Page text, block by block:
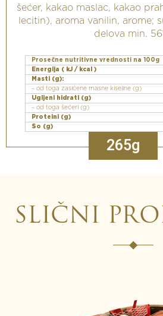
šećer, kakao maslac, kakao
lecitin), aroma vanilin, arome;
delova min.
Prosečne nutritivne vrednosti na 100g
Energija ( kJ / kcal )
Masti (g):
– od toga zasićene masne kiseline (g)
Ugljeni hidrati (g)
– od toga šećeri (g)
Proteini (g)
So (g)
265g
SLIČNI